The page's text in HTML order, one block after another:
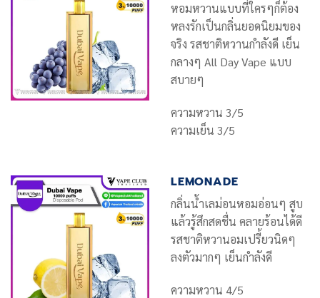
หอมหวานแบบที่ใครๆก็ต้อง
หลงรักเป็นกลิ่นยอดนิยมของ
จริง รสชาติหวานกำลังดี เย็น
กลางๆ All Day Vape แบบ
สบายๆ
ความหวาน 3/5
ความเย็น 3/5
LEMONADE
กลิ่นน้ำเลม่อนหอมอ่อนๆ สูบ
แล้วรู้สึกสดชื่น คลายร้อนได้ดี
รสชาติหวานอมเปรี้ยวนิดๆ
ลงตัวมากๆ เย็นกำลังดี
ความหวาน 4/5